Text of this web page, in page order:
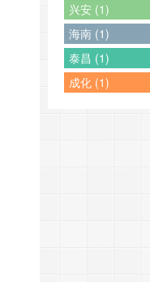
兴安 (1)
海南 (1)
泰昌 (1)
成化 (1)